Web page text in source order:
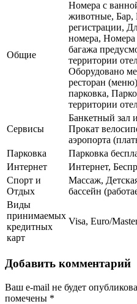
Общие
Номера с
животные, Бар,
регистрации,
номера, Номера
багажа
территории
Оборудовано
ресторан
парковка,
территории
Сервисы
Банкетный зал
Прокат
аэропорта
Парковка
Парковка
Интернет
Интернет,
Спорт и
Отдых
Массаж,
бассейн
Виды
принимаемых
кредитных
карт
Visa, Euro/
Добавить комментарий
Ваш e-mail не будет
помечены *